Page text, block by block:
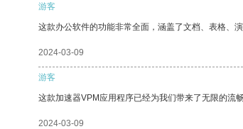
游客
这款办公软件的功能非常全面，涵盖了文档、表格、
2024-03-09
游客
这款加速器VPM应用程序已经为我们带来了无限的流
2024-03-09